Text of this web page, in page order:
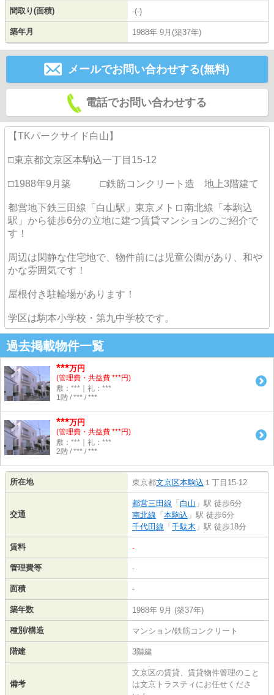
間取り(面積) -(-)
築年月 1988年 9月(築37年)
メールでお問い合わせする(無料)
電話でお問い合わせする
【TKパークサイド白山】
□東京都文京区本駒込一丁目15-12
□1988年9月築 □鉄筋コンクリート造 地上3階建て
都営地下鉄三田線「白山駅」東京メトロ南北線「本駒込
駅」から徒歩6分の立地に建つ賃貸マンションのご紹介で
す！
周辺は閑静な住宅地で、物件前には児童公園があり、和や
かな雰囲気です！
屋根付き駐輪場があります！
学区は駒本小学校・第九中学校です。
過去掲載物件一覧
***万円
(管理費・共益費 ***円)
敷：***｜礼：***
1階 / *** / ***
***万円
(管理費・共益費 ***円)
敷：***｜礼：***
2階 / *** / ***
所在地 東京都文京区本駒込 １丁目15-12
交通
都営三田線 「 白山 」駅 徒歩6分
南北線 「 本駒込 」駅 徒歩6分
千代田線 「 千駄木 」駅 徒歩18分
賃料 -
管理費等 -
面積 -
築年数 1988年 9月 (築37年)
種別/構造 マンション/鉄筋コンクリート
階建 3階建
備考
文京区の賃貸、賃貸物件管理のこと
は文京トラスティにお任せくださ